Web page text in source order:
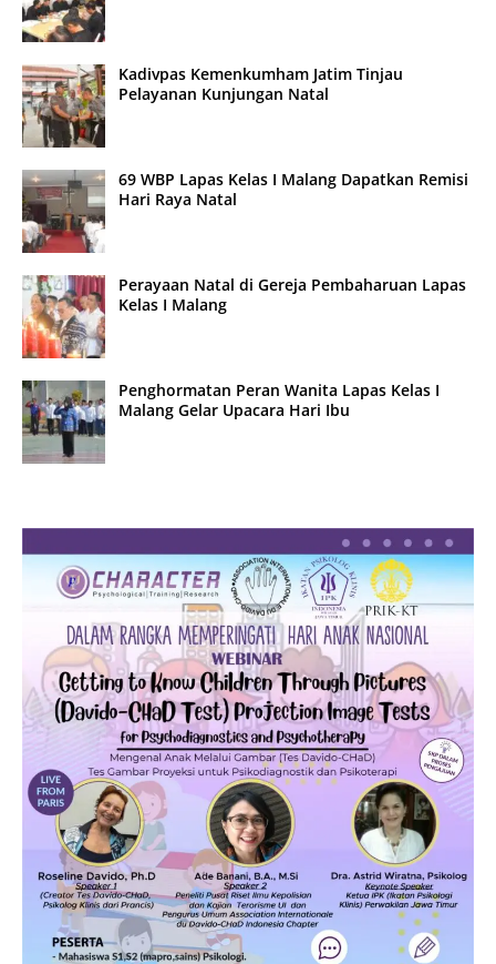
Kadivpas Kemenkumham Jatim Tinjau
Pelayanan Kunjungan Natal
69 WBP Lapas Kelas I Malang Dapatkan Remisi
Hari Raya Natal
Perayaan Natal di Gereja Pembaharuan Lapas
Kelas I Malang
Penghormatan Peran Wanita Lapas Kelas I
Malang Gelar Upacara Hari Ibu